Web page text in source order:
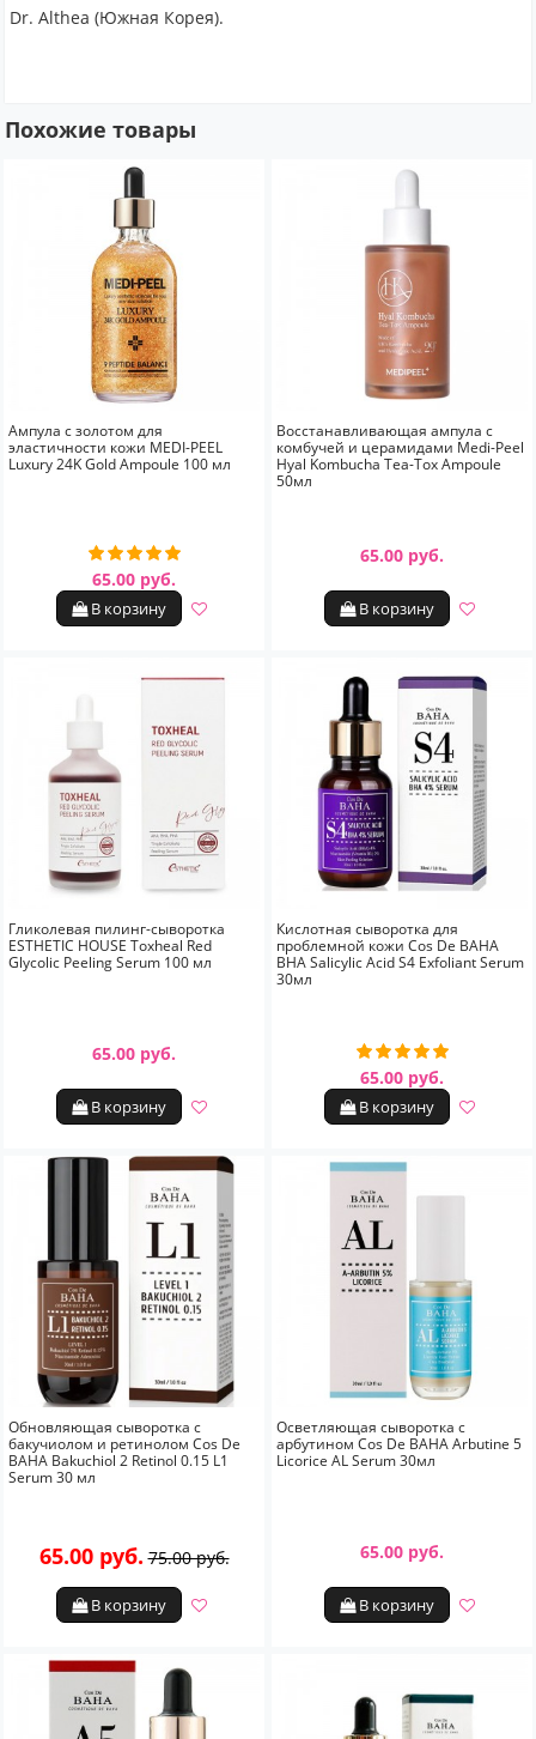
Dr. Althea (Южная Корея).
Похожие товары
Ампула с золотом для
эластичности кожи MEDI-PEEL
Luxury 24K Gold Ampoule 100 мл
65.00 руб.
В корзину
Восстанавливающая ампула с
комбучей и церамидами Medi-Peel
Hyal Kombucha Tea-Tox Ampoule
50мл
65.00 руб.
В корзину
Гликолевая пилинг-сыворотка
ESTHETIC HOUSE Toxheal Red
Glycolic Peeling Serum 100 мл
65.00 руб.
В корзину
Кислотная сыворотка для
проблемной кожи Cos De BAHA
BHA Salicylic Acid S4 Exfoliant Serum
30мл
65.00 руб.
В корзину
Обновляющая сыворотка с
бакучиолом и ретинолом Cos De
BAHA Bakuchiol 2 Retinol 0.15 L1
Serum 30 мл
65.00 руб. 75.00 руб.
В корзину
Осветляющая сыворотка с
арбутином Cos De BAHA Arbutine 5
Licorice AL Serum 30мл
65.00 руб.
В корзину